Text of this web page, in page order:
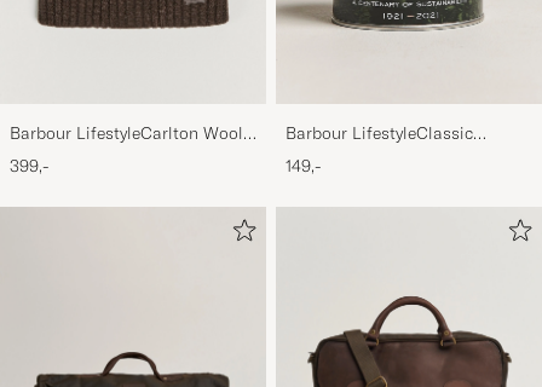
Barbour LifestyleCarlton Wool
BeanieMid Brown
399,-
Barbour LifestyleClassic
Thornproof Dressing
149,-